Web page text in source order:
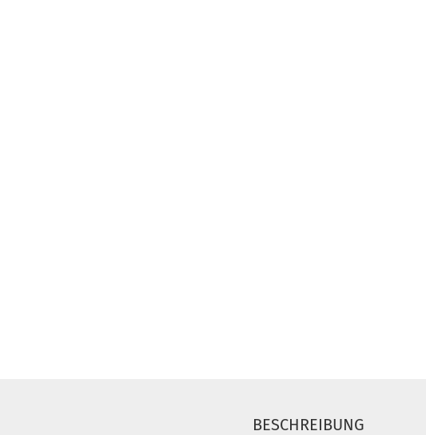
BESCHREIBUNG